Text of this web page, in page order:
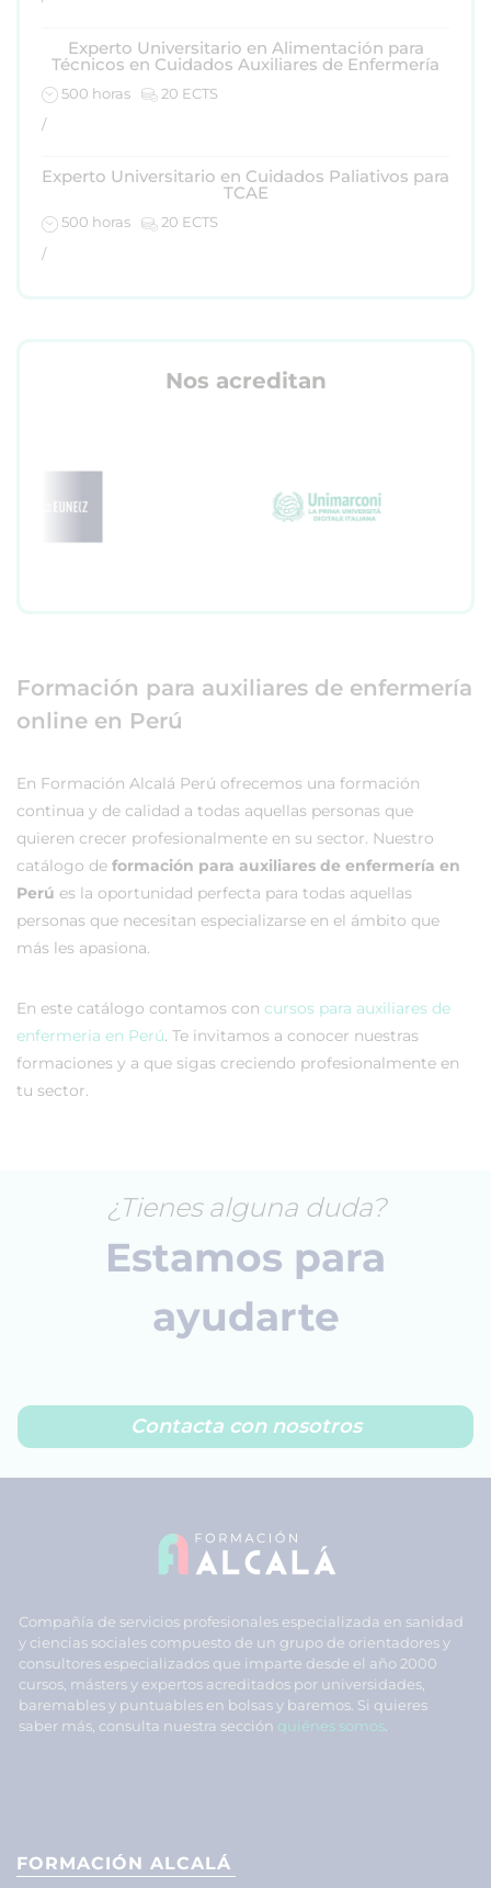
Experto Universitario en Alimentación para
Técnicos en Cuidados Auxiliares de Enfermería
500 horas
20 ECTS
/
Experto Universitario en Cuidados Paliativos para
TCAE
500 horas
20 ECTS
/
Nos acreditan
Formación para auxiliares de enfermería
online en Perú
En Formación Alcalá Perú ofrecemos una formación
continua y de calidad a todas aquellas personas que
quieren crecer profesionalmente en su sector. Nuestro
catálogo de formación para auxiliares de enfermería en
Perú es la oportunidad perfecta para todas aquellas
personas que necesitan especializarse en el ámbito que
más les apasiona.
En este catálogo contamos con cursos para auxiliares de
enfermeria en Perú. Te invitamos a conocer nuestras
formaciones y a que sigas creciendo profesionalmente en
tu sector.
¿Tienes alguna duda?
Estamos para
ayudarte
Contacta con nosotros
Compañía de servicios profesionales especializada en sanidad
y ciencias sociales compuesto de un grupo de orientadores y
consultores especializados que imparte desde el año 2000
cursos, másters y expertos acreditados por universidades,
baremables y puntuables en bolsas y baremos. Si quieres
saber más, consulta nuestra sección quiénes somos
FORMACIÓN ALCALÁ